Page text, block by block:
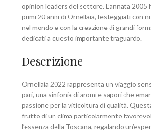
opinion leaders del settore. L’annata 2005
primi 20 anni di Ornellaia, festeggiati con
nel mondo e con la creazione di grandi
dedicati a questo importante traguardo.
Descrizione
Ornellaia 2022 rappresenta un viaggio
pari, una sinfonia di aromi e sapori che
passione per la viticoltura di qualità.
frutto di un clima particolarmente
l’essenza della Toscana, regalando